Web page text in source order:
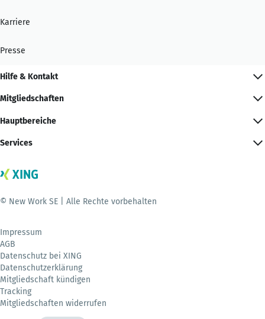
Karriere
Presse
Hilfe & Kontakt
Mitgliedschaften
Hauptbereiche
Services
© New Work SE | Alle Rechte vorbehalten
Impressum
AGB
Datenschutz bei XING
Datenschutzerklärung
Mitgliedschaft kündigen
Tracking
Mitgliedschaften widerrufen